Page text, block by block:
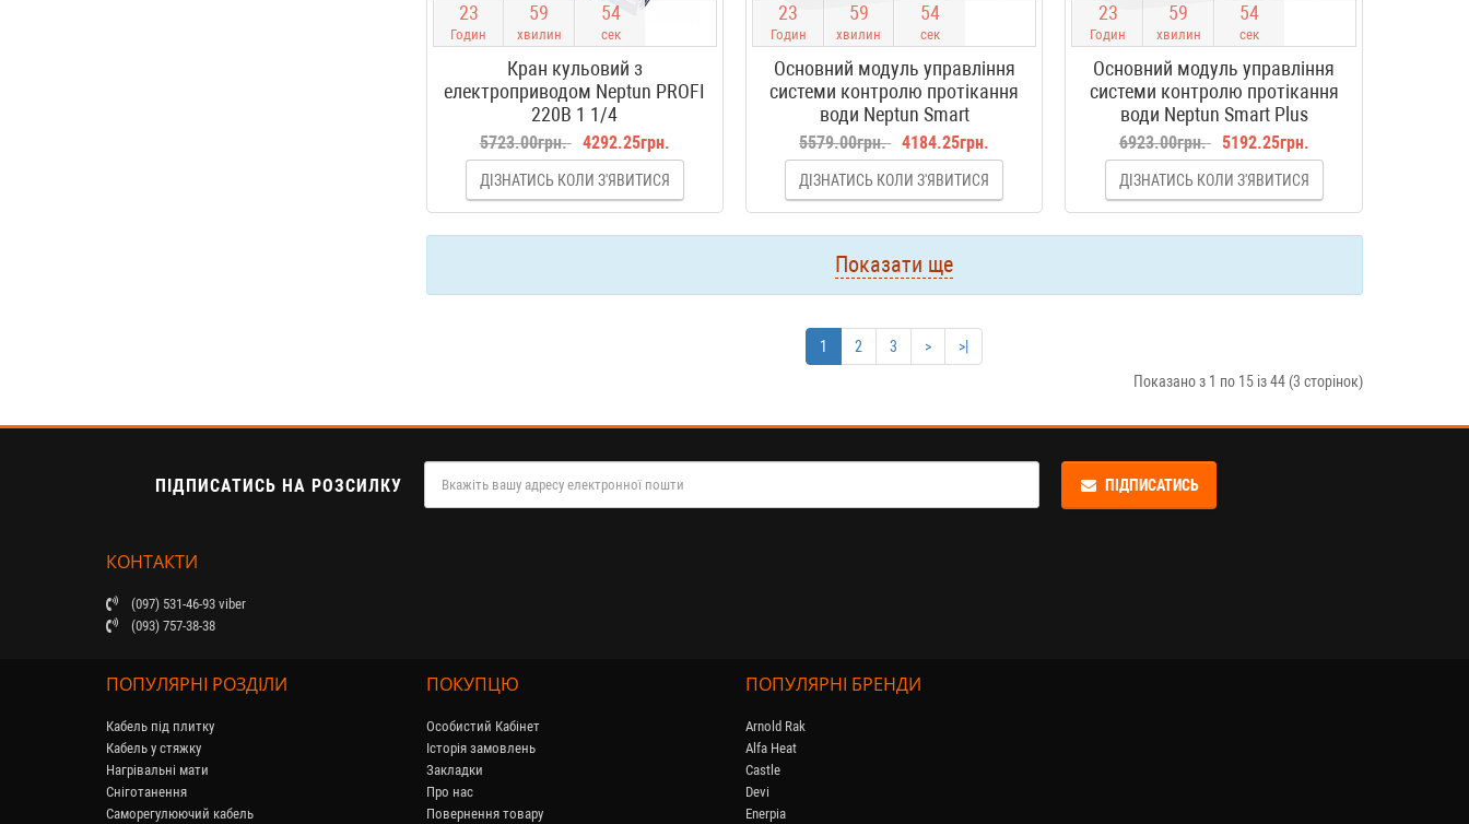
23
Годин
59
хвилин
54
сек
Кран кульовий з
електроприводом Neptun PROFI
220В 1 1/4
5723.00грн. 4292.25грн.
ДІЗНАТИСЬ КОЛИ З'ЯВИТИСЯ
23
Годин
59
хвилин
54
сек
Основний модуль управління
системи контролю протікання
води Neptun Smart
5579.00грн. 4184.25грн.
ДІЗНАТИСЬ КОЛИ З'ЯВИТИСЯ
23
Годин
59
хвилин
54
сек
Основний модуль управління
системи контролю протікання
води Neptun Smart Plus
6923.00грн. 5192.25грн.
ДІЗНАТИСЬ КОЛИ З'ЯВИТИСЯ
Показати ще
1 2 3 >
>|
Показано з 1 по 15 із 44 (3 сторінок)
ПІДПИСАТИСЬ НА РОЗСИЛКУ ПІДПИСАТИСЬ
КОНТАКТИ
(097) 531-46-93 viber
(093) 757-38-38
ПОПУЛЯРНІ РОЗДІЛИ
Кабель під плитку
Кабель у стяжку
Нагрівальні мати
Сніготанення
Саморегулюючий кабель
ПОКУПЦЮ
Особистий Кабінет
Історія замовлень
Закладки
Про нас
Повернення товару
ПОПУЛЯРНІ БРЕНДИ
Arnold Rak
Alfa Heat
Castle
Devi
Enerpia